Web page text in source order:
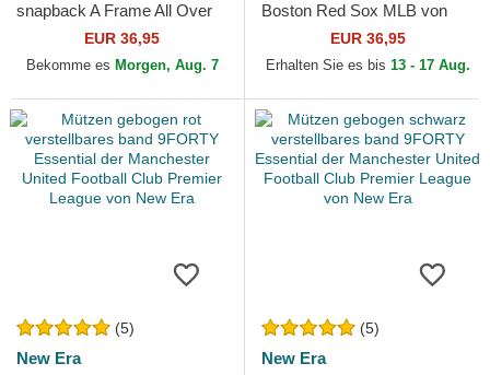
snapback A Frame All Over
Print der Manchester United
Football Club...
EUR 36,95
Bekomme es Morgen, Aug. 7
Boston Red Sox MLB von
EUR 36,95
Erhalten Sie es bis 13 - 17 Aug.
(5)
New Era
(5)
New Era